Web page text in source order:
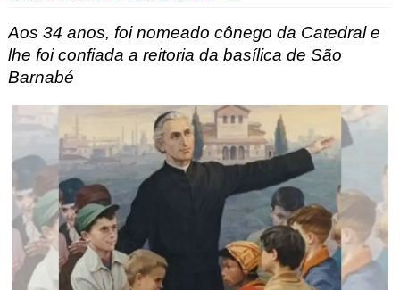
Aos 34 anos, foi nomeado cônego da Catedral e
lhe foi confiada a reitoria da basílica de São
Barnabé